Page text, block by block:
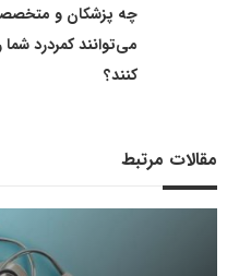
چه پزشکان و
می‌توانند کمردرد شما
کنند؟
مقالات مرتبط